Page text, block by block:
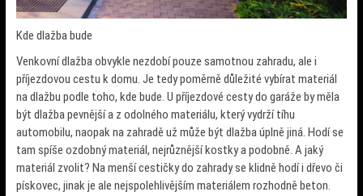
Kde dlažba bude
Venkovní dlažbaobvykle nezdobí pouze samotnou zahradu, ale i
příjezdovou cestu k domu. Je tedy poměrně důležité vybírat materiál
na dlažbu podle toho, kde bude. U příjezdové cesty do garáže by měla
být dlažba pevnější a z odolného materiálu, který vydrží tíhu
automobilu, naopak na zahradě už může být dlažba úplně jiná. Hodí se
tam spíše ozdobný materiál, nejrůznější kostky a podobně. A jaký
materiál zvolit? Na menší cestičky do zahrady se klidně hodí i dřevo či
pískovec, jinak je ale nejspolehlivějším materiálem rozhodně beton.